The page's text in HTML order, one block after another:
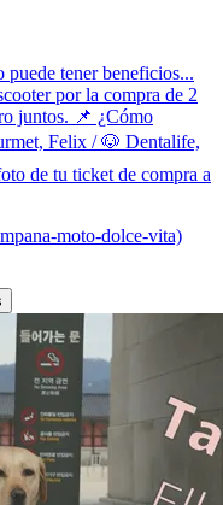
tener beneficios...
por la compra de 2
juntos. 📌 ¿Cómo
Felix / 🐶 Dentalife,
de tu ticket de compra a
moto-dolce-vita)